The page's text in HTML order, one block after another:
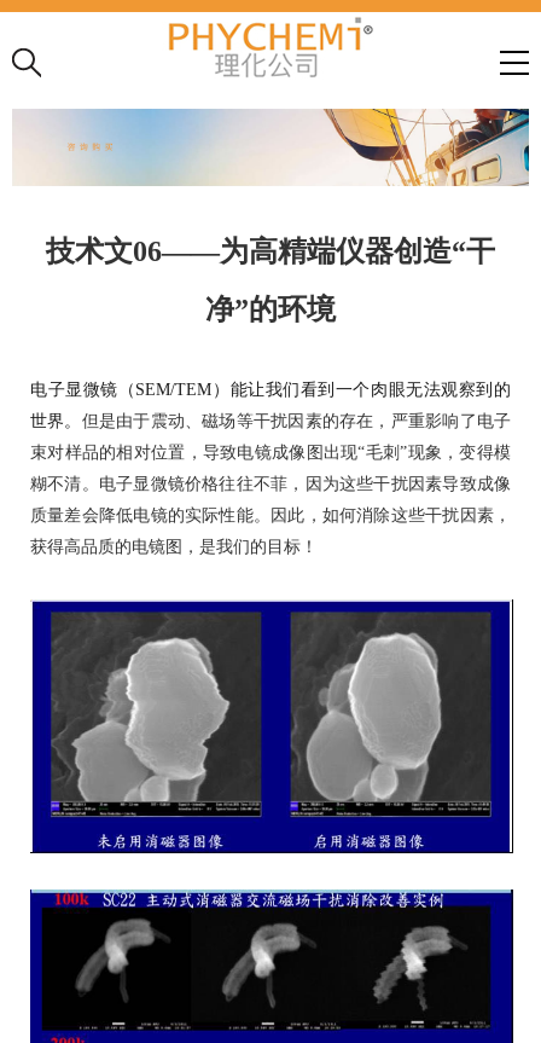
技术文06——为高精端仪器创造“干
净”的环境
电子显微镜（ SEM/TEM ）能让我们看到一个肉眼无法观察到的
世界。 但是由于震动、磁场等干扰因素的存在，严重影响了电子
束对样品的相对位置，导致电镜成像图出现“毛刺”现象，变得模
糊不清。电子显微镜价格往往不菲，因为这些干扰因素导致成像
质量差会降低电镜的实际性能。因此，如何消除这些干扰因素，
获得高品质的电镜图，是我们的目标！